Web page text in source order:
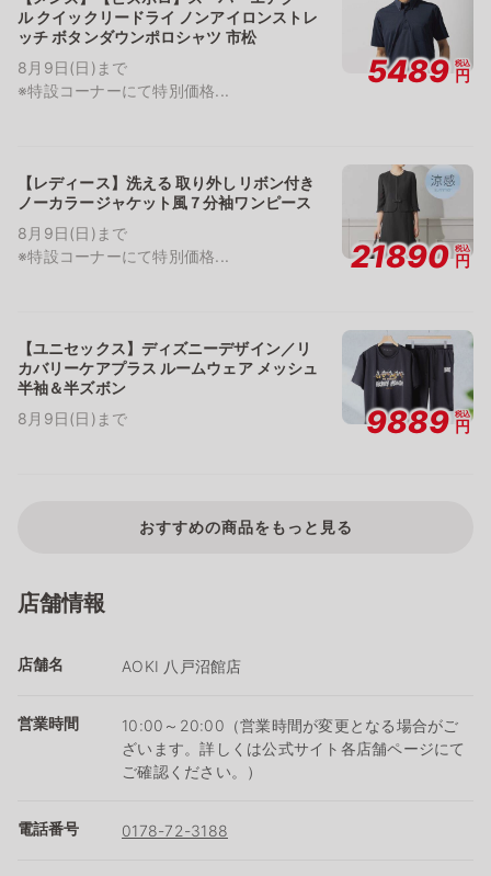
ル クイックリードライ ノンアイロンストレ
ッチ ボタンダウンポロシャツ 市松
8月9日(日)まで
※特設コーナーにて特別価格...
5489 税込
円
【レディース】洗える 取り外しリボン付き
ノーカラージャケット風７分袖ワンピース
8月9日(日)まで
※特設コーナーにて特別価格...
21890 税込
円
【ユニセックス】ディズニーデザイン／リ
カバリーケアプラス ルームウェア メッシュ
半袖＆半ズボン
8月9日(日)まで
9889 税込
円
おすすめの商品をもっと見る
店舗情報
店舗名 AOKI 八戸沼館店
営業時間
10:00～20:00（営業時間が変更となる場合がご
ざいます。詳しくは公式サイト各店舗ページにて
ご確認ください。）
電話番号 0178-72-3188